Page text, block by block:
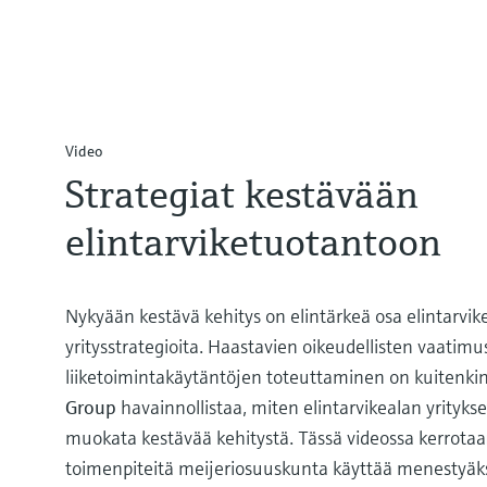
Video
Strategiat kestävään
elintarviketuotantoon
Nykyään kestävä kehitys on elintärkeä osa
yritysstrategioita. Haastavien oikeudellisten
liiketoimintakäytäntöjen toteuttaminen on
Group havainnollistaa, miten elintarvikealan
muokata kestävää kehitystä. Tässä videossa
toimenpiteitä meijeriosuuskunta käyttää